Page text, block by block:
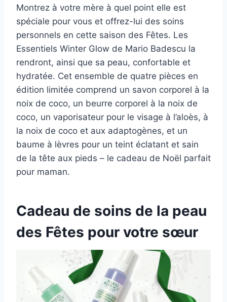
Montrez à votre mère à quel point elle est
spéciale pour vous et offrez-lui des soins
personnels en cette saison des Fêtes. Les
Essentiels Winter Glow de Mario Badescu la
rendront, ainsi que sa peau, confortable et
hydratée. Cet ensemble de quatre pièces en
édition limitée comprend un savon corporel à la
noix de coco, un beurre corporel à la noix de
coco, un vaporisateur pour le visage à l’aloès, à
la noix de coco et aux adaptogènes, et un
baume à lèvres pour un teint éclatant et sain
de la tête aux pieds – le cadeau de Noël parfait
pour maman.
Cadeau de soins de la peau
des Fêtes pour votre sœur